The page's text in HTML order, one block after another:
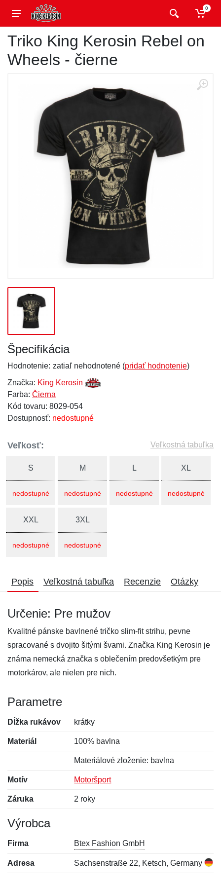
0
Triko King Kerosin Rebel on
Wheels - čierne
Špecifikácia
Hodnotenie: zatiaľ nehodnotené (pridať hodnotenie)
Značka: King Kerosin
Farba: Čierna
Kód tovaru: 8029-054
Dostupnosť: nedostupné
Veľkosť: Veľkostná tabuľka
S
nedostupné
M
nedostupné
L
nedostupné
XL
nedostupné
XXL
nedostupné
3XL
nedostupné
Popis Veľkostná tabuľka Recenzie Otázky
Určenie: Pre mužov
Kvalitné pánske bavlnené tričko slim-fit strihu, pevne
spracované s dvojito šitými švami. Značka King Kerosin je
známa nemecká značka s oblečením predovšetkým pre
motorkárov, ale nielen pre nich.
Parametre
Dĺžka rukávov krátky
Materiál 100% bavlna
Materiálové zloženie: bavlna
Motív Motoršport
Záruka 2 roky
Výrobca
Firma Btex Fashion GmbH
Adresa Sachsenstraße 22, Ketsch, Germany